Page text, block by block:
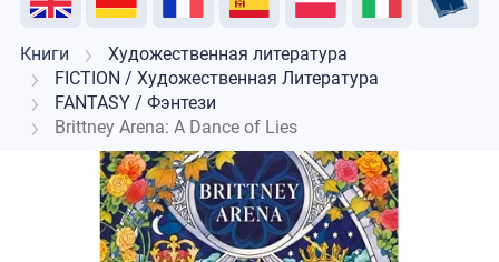
Акция Распродажа Отзывы Поддержка преподавателей
Книги
Художественная литература
FICTION / Художественная Литература
FANTASY / Фэнтези
Brittney Arena: A Dance of Lies